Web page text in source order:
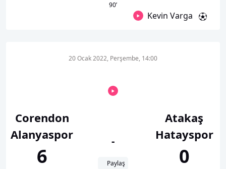
90’
Kevin Varga
Corendon
Alanyaspor
6
20 Ocak 2022, Perşembe, 14:00
-
Paylaş
Atakaş
Hatayspor
0